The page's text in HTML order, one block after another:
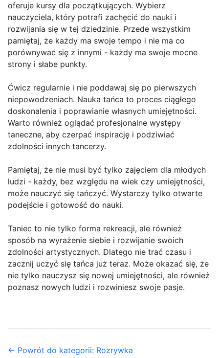
oferuje kursy dla początkujących. Wybierz
nauczyciela, który potrafi zachęcić do nauki i
rozwijania się w tej dziedzinie. Przede wszystkim
pamiętaj, że każdy ma swoje tempo i nie ma co
porównywać się z innymi - każdy ma swoje mocne
strony i słabe punkty.
Ćwicz regularnie i nie poddawaj się po pierwszych
niepowodzeniach. Nauka tańca to proces ciągłego
doskonalenia i poprawianie własnych umiejętności.
Warto również oglądać profesjonalne występy
taneczne, aby czerpać inspirację i podziwiać
zdolności innych tancerzy.
Pamiętaj, że nie musi być tylko zajęciem dla młodych
ludzi - każdy, bez względu na wiek czy umiejętności,
może nauczyć się tańczyć. Wystarczy tylko otwarte
podejście i gotowość do nauki.
Taniec to nie tylko forma rekreacji, ale również
sposób na wyrażenie siebie i rozwijanie swoich
zdolności artystycznych. Dlatego nie trać czasu i
zacznij uczyć się tańca już teraz. Może okazać się, że
nie tylko nauczysz się nowej umiejętności, ale również
poznasz nowych ludzi i rozwiniesz swoje pasje.
← Powrót do kategorii: Rozrywka